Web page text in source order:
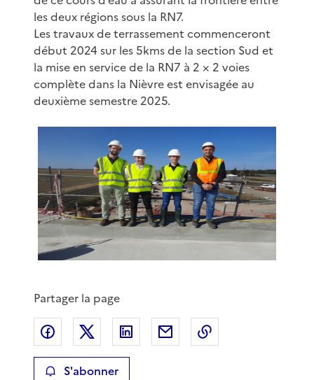
les deux régions sous la RN7.
Les travaux de terrassement commenceront
début 2024 sur les 5kms de la section Sud et
la mise en service de la RN7 à 2 × 2 voies
complète dans la Nièvre est envisagée au
deuxième semestre 2025.
Partager la page
Partager sur Facebook
Partager sur XPartager sur LinkedIn
Partager par email
S'abonner